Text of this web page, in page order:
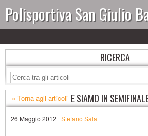
Polisportiva San Giulio
RICERCA
« Torna agli articoli E SIAMO IN
26 Maggio 2012 | Stefano Sala